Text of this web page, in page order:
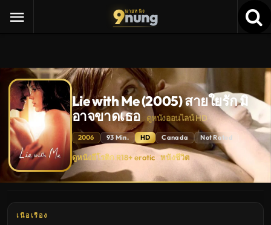
9นายหนัง
nung
Lie with Me (2005) สายใยรัก มิ
อาจขาดเธอ
ดูหนังออนไลน์ HD
2006 93 Min. HD Canada Not Rated
Lie
with
Me
(2005)
มิ
ดูหนังอีโรติก R18+ erotic หนังชีวิต
เนื้อเรื่อง